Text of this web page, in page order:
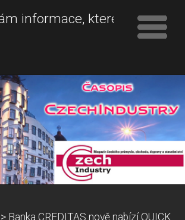
informace, které
> Banka CREDITAS nově nabízí QUICK